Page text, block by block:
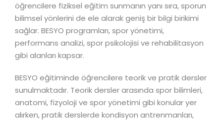
öğrencilere fiziksel eğitim sunmanın yanı sıra, sporun
bilimsel yönlerini de ele alarak geniş bir bilgi birikimi
sağlar. BESYO programları, spor yönetimi,
performans analizi, spor psikolojisi ve rehabilitasyon
gibi alanları kapsar.
BESYO eğitiminde öğrencilere teorik ve pratik dersler
sunulmaktadır. Teorik dersler arasında spor bilimleri,
anatomi, fizyoloji ve spor yönetimi gibi konular yer
alırken, pratik derslerde kondisyon antrenmanları,